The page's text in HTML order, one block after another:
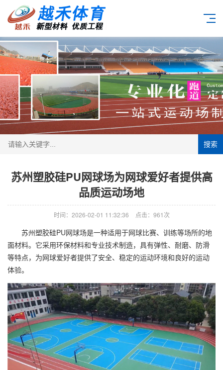
搜索
苏州塑胶硅PU网球场为网球爱好者提供高
品质运动场地
时间：2026-02-01 11:32:36 点击：961次
苏州塑胶硅PU网球场是一种适用于网球比赛、训练等场所的地
面材料。它采用环保材料和专业技术制造，具有弹性、耐磨、防滑
等特点，为网球爱好者提供了安全、稳定的运动环境和良好的运动
体验。